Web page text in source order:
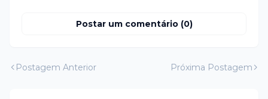
Postar um comentário (0)
Postagem Anterior Próxima Postagem